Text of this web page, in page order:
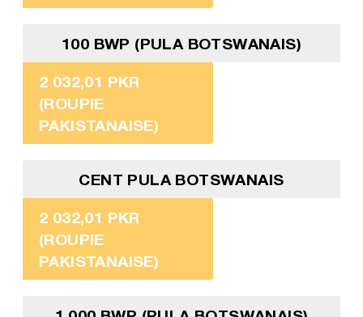
100 BWP (PULA BOTSWANAIS)
2 032,01 PKR
(ROUPIE
PAKISTANAISE)
CENT PULA BOTSWANAIS
2 032,01 PKR
(ROUPIE
PAKISTANAISE)